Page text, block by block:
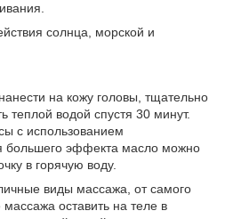
солнца, морской и
на кожу головы, тщательно
теплой водой спустя 30 минут.
с использованием
большего эффекта масло можно
в горячую воду.
виды массажа, от самого
массажа оставить на теле в